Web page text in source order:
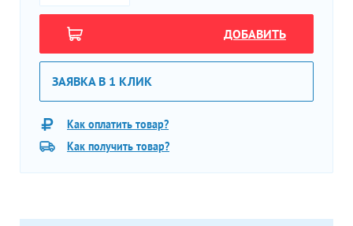
ДОБАВИТЬ
ЗАЯВКА В 1 КЛИК
Как оплатить товар?
Как получить товар?